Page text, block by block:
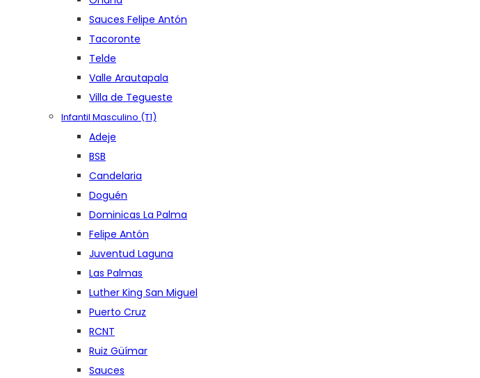
Sauces Felipe Antón
Tacoronte
Telde
Valle Arautapala
Villa de Tegueste
Infantil Masculino (T1)
Adeje
BSB
Candelaria
Doguén
Dominicas La Palma
Felipe Antón
Juventud Laguna
Las Palmas
Luther King San Miguel
Puerto Cruz
RCNT
Ruiz Güímar
Sauces